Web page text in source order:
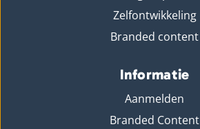
Zelfontwikkeling
Branded content
Informatie
Aanmelden
Branded Content